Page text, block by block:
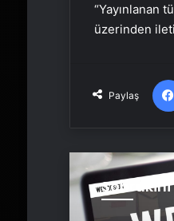
“Yayınlanan
üzerinden
Paylaş
Sonrakini